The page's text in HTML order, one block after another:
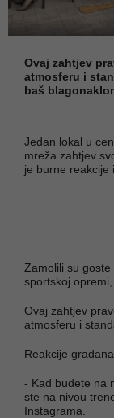
Ovaj zahtjev
atmosferu i
baš
Jedan lokal u
mreža zahtjev
je burne reakcije
Zamolili su
sportskoj
Ovaj zahtjev
atmosferu i
Reakcije
- Kad budete na
ste na nivou
Instagrama.